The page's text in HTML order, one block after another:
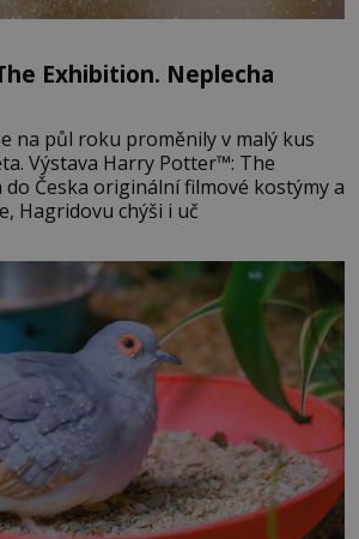
Exhibition. Neplecha
na půl roku proměnily v malý kus
Výstava Harry Potter™: The
Česka originální filmové kostýmy a
Hagridovu chýši i uč